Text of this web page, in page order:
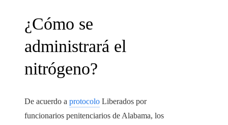
¿Cómo se
administrará el
nitrógeno?
De acuerdo a protocolo Liberados por
funcionarios penitenciarios de Alabama, los